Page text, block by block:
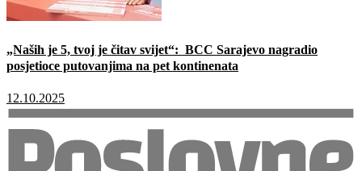
„Naših je 5, tvoj je čitav svijet“: BCC Sarajevo nagradio
posjetioce putovanjima na pet kontinenata
12.10.2025